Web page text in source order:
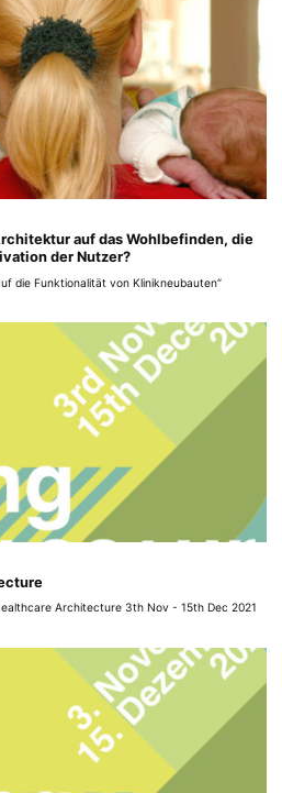
auf das Wohlbefinden, die
der Nutzer?
die Funktionalität von Klinikneubauten“
Architecture 3th Nov - 15th Dec 2021